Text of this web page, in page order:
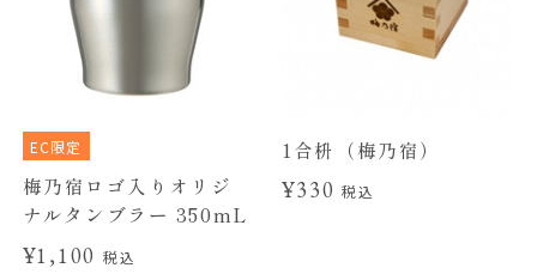
EC限定
梅乃宿ロゴ入りオリジ
ナルタンブラー 350mL
¥1,100税込
1合枡（梅乃宿）
¥330税込